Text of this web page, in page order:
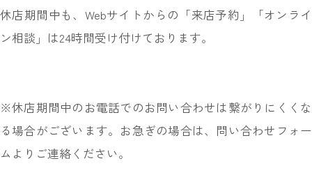
休店期間中も、Webサイトからの「来店予約」「オンライ
ン相談」は24時間受け付けております。
※休店期間中のお電話でのお問い合わせは繋がりにくくな
る場合がございます。お急ぎの場合は、 問い合わせフォー
ム よりご連絡ください。